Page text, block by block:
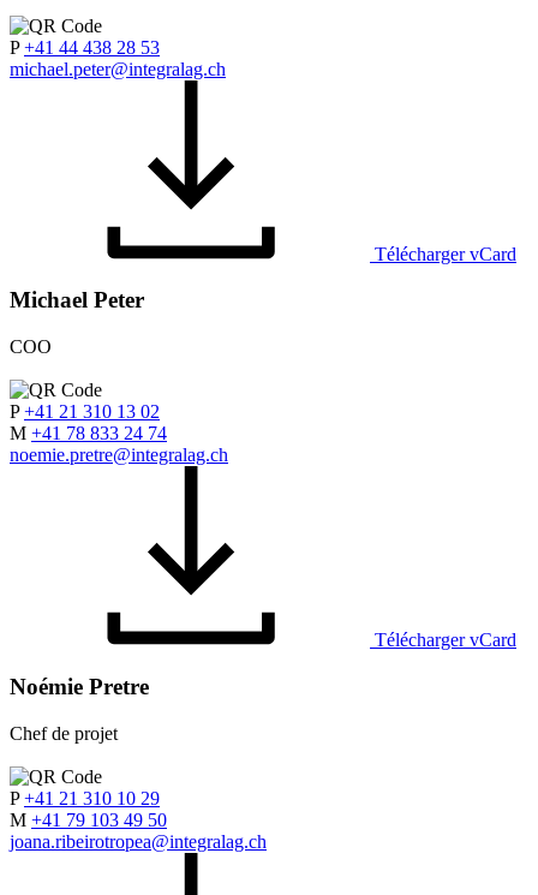
P +41 44 438 28 53
michael.peter@integralag.ch
Télécharger vCard
Michael Peter
COO
P +41 21 310 13 02
M +41 78 833 24 74
noemie.pretre@integralag.ch
Télécharger vCard
Noémie Pretre
Chef de projet
P +41 21 310 10 29
M +41 79 103 49 50
joana.ribeirotropea@integralag.ch